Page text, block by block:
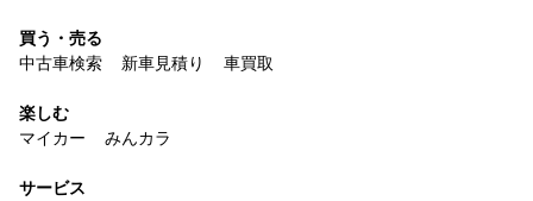
買う・売る
中古車検索
新車見積り 車買取
楽しむ
マイカー
みんカラ
サービス